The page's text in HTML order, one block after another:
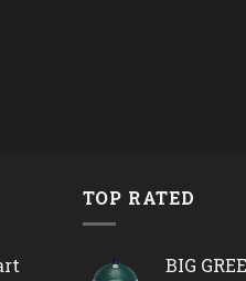
TOP RATED
BIG